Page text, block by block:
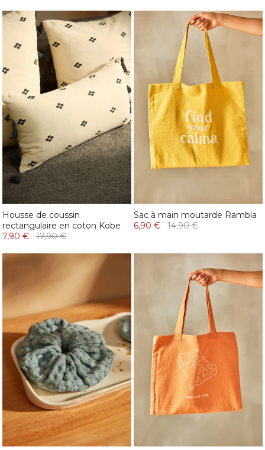
Housse de coussin
rectangulaire en coton Kobe
7,90 €
17,90 €
Sac à main moutarde Rambla
6,90 €
14,90 €